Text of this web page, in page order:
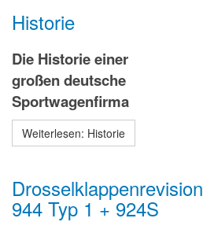
Historie
Die Historie einer
großen deutsche
Sportwagenfirma
Weiterlesen: Historie
Drosselklappenrevision
944 Typ 1 + 924S